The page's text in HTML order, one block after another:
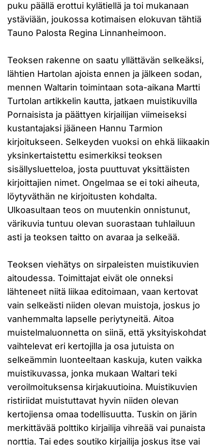
puku päällä erottui kylätiellä ja toi mukanaan
ystäviään, joukossa kotimaisen elokuvan tähtiä
Tauno Palosta Regina Linnanheimoon.
Teoksen rakenne on saatu yllättävän selkeäksi,
lähtien Hartolan ajoista ennen ja jälkeen sodan,
mennen Waltarin toimintaan sota-aikana Martti
Turtolan artikkelin kautta, jatkaen muistikuvilla
Pornaisista ja päättyen kirjailijan viimeiseksi
kustantajaksi jääneen Hannu Tarmion
kirjoitukseen. Selkeyden vuoksi on ehkä liikaakin
yksinkertaistettu esimerkiksi teoksen
sisällysluetteloa, josta puuttuvat yksittäisten
kirjoittajien nimet. Ongelmaa se ei toki aiheuta,
löytyväthän ne kirjoitusten kohdalta.
Ulkoasultaan teos on muutenkin onnistunut,
värikuvia tuntuu olevan suorastaan tuhlailuun
asti ja teoksen taitto on avaraa ja selkeää.
Teoksen viehätys on sirpaleisten muistikuvien
aitoudessa. Toimittajat eivät ole onneksi
lähteneet niitä liikaa editoimaan, vaan kertovat
vain selkeästi niiden olevan muistoja, joskus jo
vanhemmalta lapselle periytyneitä. Aitoa
muistelmaluonnetta on siinä, että yksityiskohdat
vaihtelevat eri kertojilla ja osa jutuista on
selkeämmin luonteeltaan kaskuja, kuten vaikka
muistikuvassa, jonka mukaan Waltari teki
veroilmoituksensa kirjakuutioina. Muistikuvien
ristiriidat muistuttavat hyvin niiden olevan
kertojiensa omaa todellisuutta. Tuskin on järin
merkittävää polttiko kirjailija vihreää vai punaista
norttia. Tai edes soutiko kirjailija joskus itse vai